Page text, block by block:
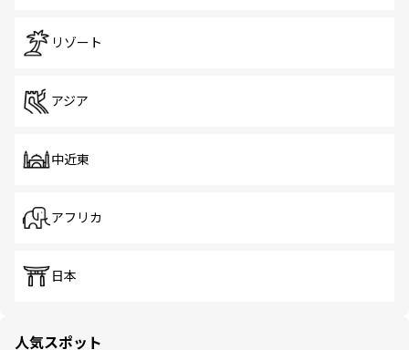
リゾート
アジア
中近東
アフリカ
日本
人気スポット